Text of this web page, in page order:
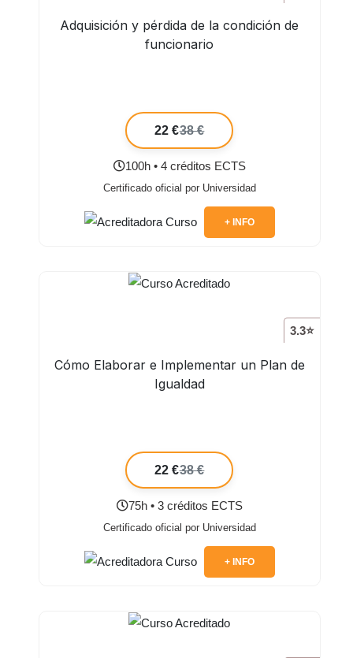
Adquisición y pérdida de la condición de
funcionario
22 €38 €
100h • 4 créditos ECTS
Certificado oficial por Universidad
+ INFO
3.3⭐
Cómo Elaborar e Implementar un Plan de
Igualdad
22 €38 €
75h • 3 créditos ECTS
Certificado oficial por Universidad
+ INFO